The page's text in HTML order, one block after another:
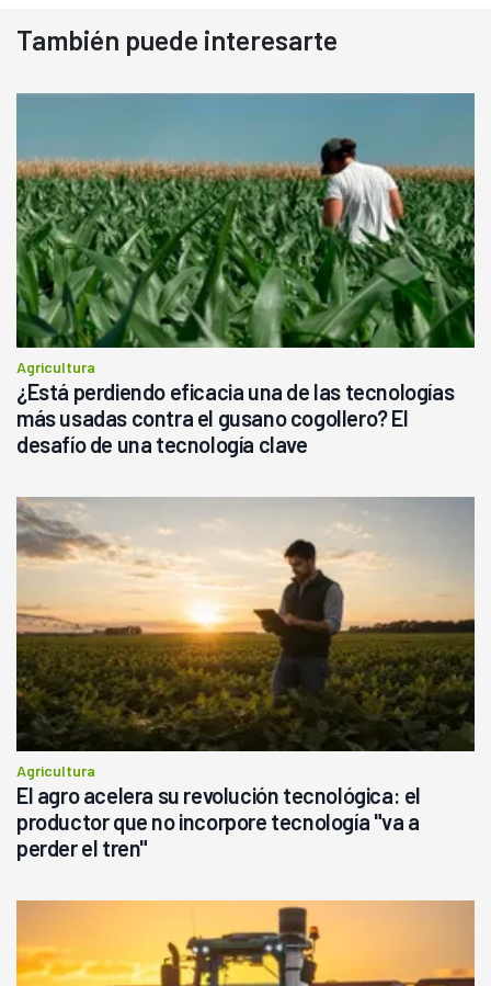
También puede interesarte
Agricultura
¿Está perdiendo eficacia una de las tecnologías
más usadas contra el gusano cogollero? El
desafío de una tecnología clave
Agricultura
El agro acelera su revolución tecnológica: el
productor que no incorpore tecnología "va a
perder el tren"